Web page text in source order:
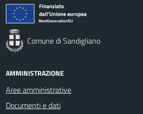
Comune di Sandigliano
AMMINISTRAZIONE
Aree amministrative
Documenti e dati